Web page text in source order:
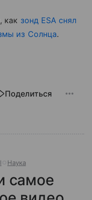
как зонд ESA снял
из Солнца.
Поделиться
Наука
самое